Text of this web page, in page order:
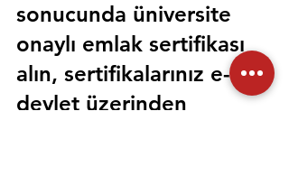
sonucunda üniversite
onaylı emlak sertifikası
alın, sertifikalarınız e-
devlet üzerinden